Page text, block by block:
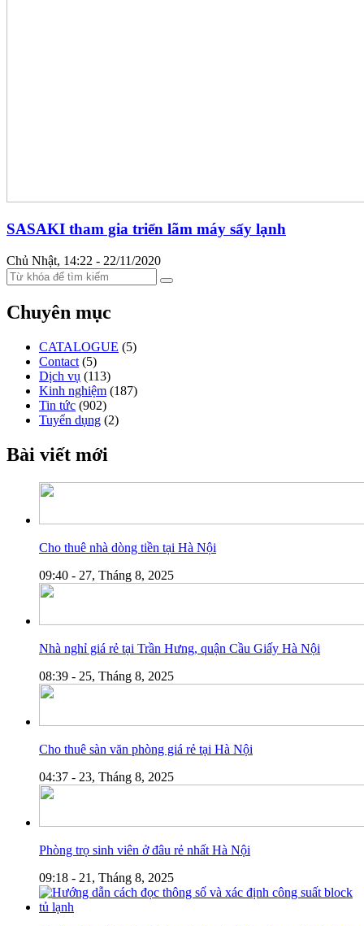
SASAKI tham gia triển lãm máy sấy lạnh
Chủ Nhật, 14:22 - 22/11/2020
Chuyên mục
CATALOGUE (5)
Contact (5)
Dịch vụ (113)
Kinh nghiệm (187)
Tin tức (902)
Tuyển dụng (2)
Bài viết mới
Cho thuê nhà dòng tiền tại Hà Nội
09:40 - 27, Tháng 8, 2025
Nhà nghỉ giá rẻ tại Trần Hưng, quận Cầu Giấy Hà Nội
08:39 - 25, Tháng 8, 2025
Cho thuê sàn văn phòng giá rẻ tại Hà Nội
04:37 - 23, Tháng 8, 2025
Phòng trọ sinh viên ở đâu rẻ nhất Hà Nội
09:18 - 21, Tháng 8, 2025